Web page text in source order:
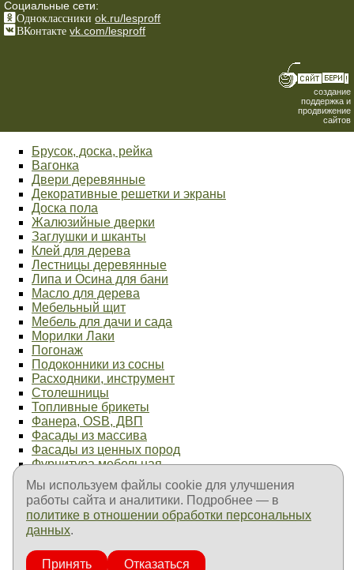
Социальные сети:
Одноклассники ok.ru/lesproff
ВКонтакте vk.com/lesproff
создание
поддержка и
продвижение
сайтов
Брусок, доска, рейка
Вагонка
Двери деревянные
Декоративные решетки и экраны
Доска пола
Жалюзийные дверки
Заглушки и шканты
Клей для дерева
Лестницы деревянные
Липа и Осина для бани
Масло для дерева
Мебельный щит
Мебель для дачи и сада
Морилки Лаки
Погонаж
Подоконники из сосны
Расходники, инструмент
Столешницы
Топливные брикеты
Фанера, OSB, ДВП
Фасады из массива
Фасады из ценных пород
Фурнитура мебельная
Элементы лестниц
Продукция ТехноНиколь
Продукция Пенетрон
Продукция Goodhim
Продукция Fachman
Продукция Изолон
Оплата и доставка
Мы используем файлы cookie для улучшения
работы сайта и аналитики. Подробнее — в
политике в отношении обработки персональных
данных.
Принять Отказаться